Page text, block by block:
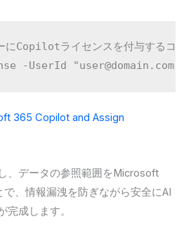
にCopilotライセンスを付与するコマ
-UserId
365 Copilot and Assign
、データの参照範囲をMicrosoft
、情報漏洩を防ぎながら安全にAI
完成します。